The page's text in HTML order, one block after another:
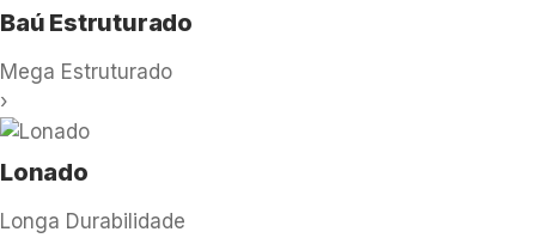
Baú Estruturado
Mega Estruturado
›
Lonado
Longa Durabilidade